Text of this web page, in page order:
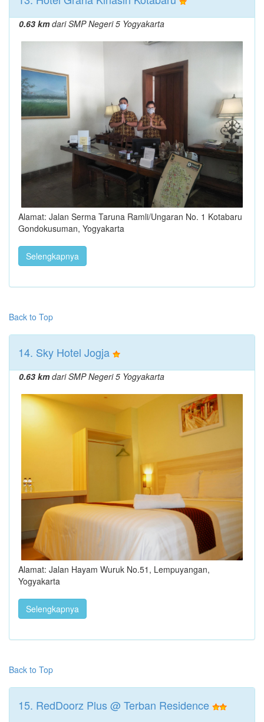
0.63 kmdari SMP Negeri 5 Yogyakarta
Alamat: Jalan Serma Taruna Ramli/Ungaran No. 1 Kotabaru
Gondokusuman, Yogyakarta
Selengkapnya
Back to Top
14. Sky Hotel Jogja
0.63 kmdari SMP Negeri 5 Yogyakarta
Alamat: Jalan Hayam Wuruk No.51, Lempuyangan,
Yogyakarta
Selengkapnya
Back to Top
15. RedDoorz Plus @ Terban Residence